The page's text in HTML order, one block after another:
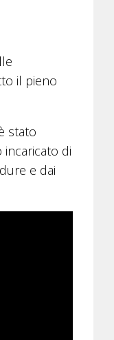
il pieno
stato
di
e dai